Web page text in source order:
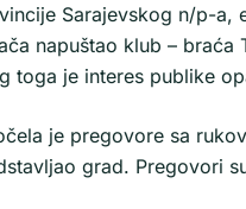
Sarajevskog n/p-a,
napuštao klub – braća
je interes publike
je pregovore sa
grad. Pregovori